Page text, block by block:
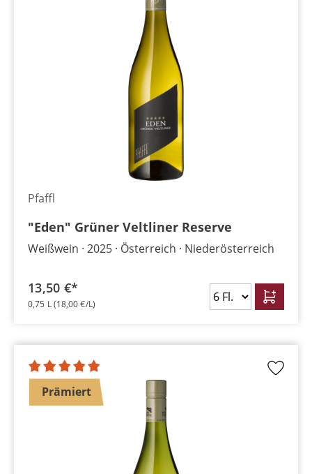
Pfaffl
"Eden" Grüner Veltliner Reserve
Weißwein 2025 Österreich Niederösterreich
13,50 €*
0,75 L(18,00 €/L)
Prämiert